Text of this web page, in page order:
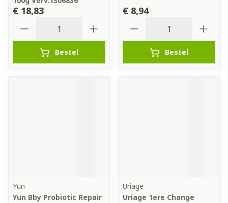
€ 18,83
Bestel
€ 8,94
Bestel
Yun
Yun Bby Probiotic Repair
Uriage
Uriage 1ere Change